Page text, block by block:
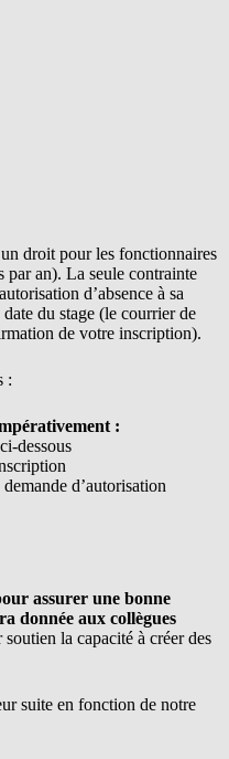
droit pour les fonctionnaires
par an). La seule contrainte
d’absence à sa
du stage (le courrier de
de votre inscription).
:
:
dessous
d’autorisation
assurer une bonne
donnée aux collègues
la capacité à créer des
suite en fonction de notre